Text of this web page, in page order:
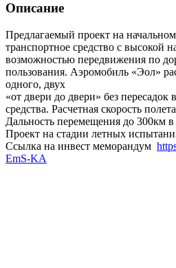
Описание
Предлагаемый проект на
транспортное средство с высокой
возможностью передвижения по
пользования. Аэромобиль «Эол»
одного, двух
«от двери до двери» без пересадок
средства. Расчетная скорость
Дальность перемещения до 300км в
Проект на стадии летных
Ссылка на инвест меморандум
EmS-KA